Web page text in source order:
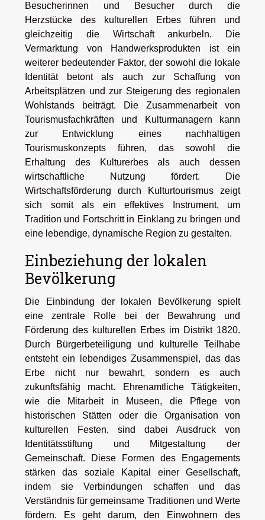
Besucherinnen und Besucher durch die
Herzstücke des kulturellen Erbes führen und
gleichzeitig die Wirtschaft ankurbeln. Die
Vermarktung von Handwerksprodukten ist ein
weiterer bedeutender Faktor, der sowohl die lokale
Identität betont als auch zur Schaffung von
Arbeitsplätzen und zur Steigerung des regionalen
Wohlstands beiträgt. Die Zusammenarbeit von
Tourismusfachkräften und Kulturmanagern kann
zur Entwicklung eines nachhaltigen
Tourismuskonzepts führen, das sowohl die
Erhaltung des Kulturerbes als auch dessen
wirtschaftliche Nutzung fördert. Die
Wirtschaftsförderung durch Kulturtourismus zeigt
sich somit als ein effektives Instrument, um
Tradition und Fortschritt in Einklang zu bringen und
eine lebendige, dynamische Region zu gestalten.
Einbeziehung der lokalen
Bevölkerung
Die Einbindung der lokalen Bevölkerung spielt
eine zentrale Rolle bei der Bewahrung und
Förderung des kulturellen Erbes im Distrikt 1820.
Durch Bürgerbeteiligung und kulturelle Teilhabe
entsteht ein lebendiges Zusammenspiel, das das
Erbe nicht nur bewahrt, sondern es auch
zukunftsfähig macht. Ehrenamtliche Tätigkeiten,
wie die Mitarbeit in Museen, die Pflege von
historischen Stätten oder die Organisation von
kulturellen Festen, sind dabei Ausdruck von
Identitätsstiftung und Mitgestaltung der
Gemeinschaft. Diese Formen des Engagements
stärken das soziale Kapital einer Gesellschaft,
indem sie Verbindungen schaffen und das
Verständnis für gemeinsame Traditionen und Werte
fördern. Es geht darum, den Einwohnern des